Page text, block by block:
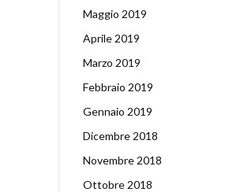
Maggio 2019
Aprile 2019
Marzo 2019
Febbraio 2019
Gennaio 2019
Dicembre 2018
Novembre 2018
Ottobre 2018